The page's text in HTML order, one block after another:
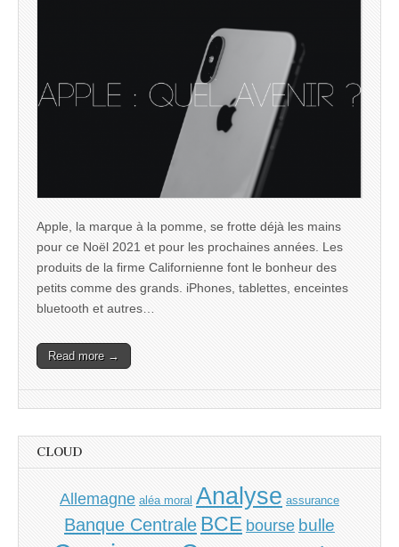
Apple, la marque à la pomme, se frotte déjà les mains
pour ce Noël 2021 et pour les prochaines années. Les
produits de la firme Californienne font le bonheur des
petits comme des grands. iPhones, tablettes, enceintes
bluetooth et autres…
Read more →
CLOUD
Allemagne aléa moral Analyse assurance
Banque Centrale BCE bourse bulle